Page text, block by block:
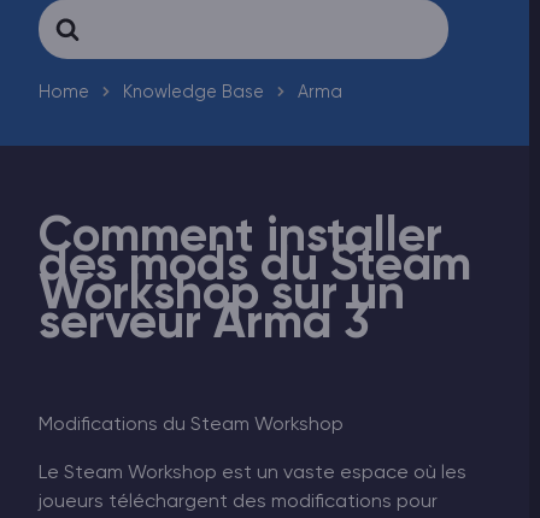
Search
For
Home Knowledge Base Arma
Comment installer
des mods du Steam
Workshop sur un
serveur Arma 3
Modifications du Steam Workshop
Le Steam Workshop est un vaste espace où les
joueurs téléchargent des modifications pour